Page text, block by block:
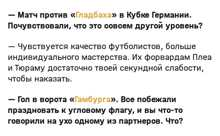
— Матч против «Гладбаха» в Кубке Германии.
Почувствовали, что это совсем другой уровень?
— Чувствуется качество футболистов, больше
индивидуального мастерства. Их форвардам Плеа
и Тюраму достаточно твоей секундной слабости,
чтобы наказать.
— Гол в ворота «Гамбурга». Все побежали
праздновать к угловому флагу, и вы что-то
говорили на ухо одному из партнеров. Что?